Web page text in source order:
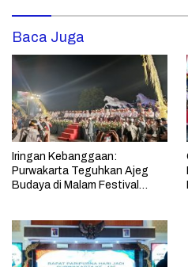
Baca Juga
Iringan Kebanggaan:
Purwakarta Teguhkan Ajeg
Budaya di Malam Festival